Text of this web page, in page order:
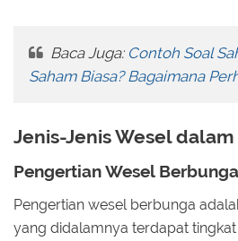
Baca Juga: Contoh Soal
Saham Biasa? Bagaimana
Jenis-Jenis Wesel
Pengertian Wesel Berbunga
Pengertian wesel berbunga
yang didalamnya terdapat